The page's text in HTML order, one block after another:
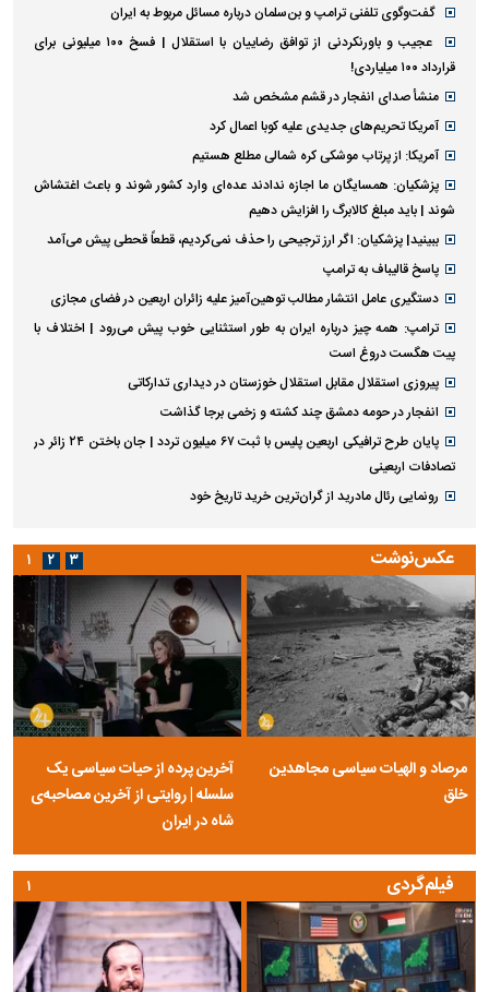
گفت‌وگوی تلفنی ترامپ و بن‌سلمان درباره مسائل مربوط به ایران
عجیب و باورنکردنی از توافق رضاییان با استقلال | فسخ ۱۰۰ میلیونی برای
قرارداد ۱۰۰ میلیاردی!
منشأ صدای انفجار در قشم مشخص شد
آمریکا تحریم‌های جدیدی علیه کوبا اعمال کرد
آمریکا: از پرتاب موشکی کره شمالی مطلع هستیم
پزشکیان: همسایگان ما اجازه ندادند عده‌ای وارد کشور شوند و باعث اغتشاش
شوند | باید مبلغ کالابرگ را افزایش دهیم
ببینید| پزشکیان: اگر ارز ترجیحی را حذف نمی‌کردیم، قطعاً قحطی پیش می‌آمد
پاسخ قالیباف به ترامپ
دستگیری عامل انتشار مطالب توهین‌آمیز علیه زائران اربعین در فضای مجازی
ترامپ: همه چیز درباره ایران به طور استثنایی خوب پیش می‌رود | اختلاف با
پیت هگست دروغ است
پیروزی استقلال مقابل استقلال خوزستان در دیداری تدارکاتی
انفجار در حومه دمشق چند کشته و زخمی برجا گذاشت
پایان طرح ترافیکی اربعین پلیس با ثبت ۶۷ میلیون تردد | جان باختن ۲۴ زائر در
تصادفات اربعینی
رونمایی رئال مادرید از گران‌ترین خرید تاریخ خود
عکس‌نوشت
مرصاد و الهیات سیاسی مجاهدین
خلق
آخرین پرده از حیات سیاسی یک
سلسله | روایتی از آخرین مصاحبه‌ی
شاه در ایران
۱ ۲ ۳
فیلم‌گردی ۱